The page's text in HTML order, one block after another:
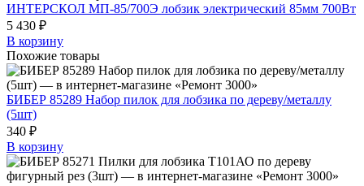
ИНТЕРСКОЛ МП-85/700Э лобзик электрический 85мм 700Вт
5 430 ₽
В корзину
Похожие товары
БИБЕР 85289 Набор пилок для лобзика по дереву/металлу
(5шт)
340 ₽
В корзину